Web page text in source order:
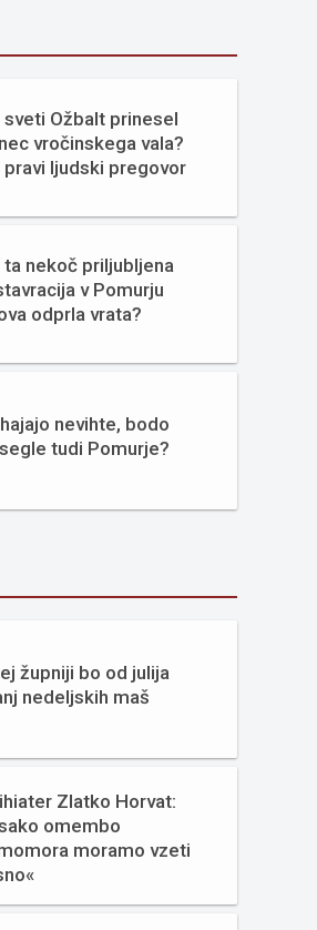
sveti Ožbalt prinesel
vročinskega vala?
pravi ljudski pregovor
ta nekoč priljubljena
v Pomurju
odprla vrata?
nevihte, bodo
tudi Pomurje?
župniji bo od julija
nedeljskih maš
Zlatko Horvat:
omembo
moramo vzeti